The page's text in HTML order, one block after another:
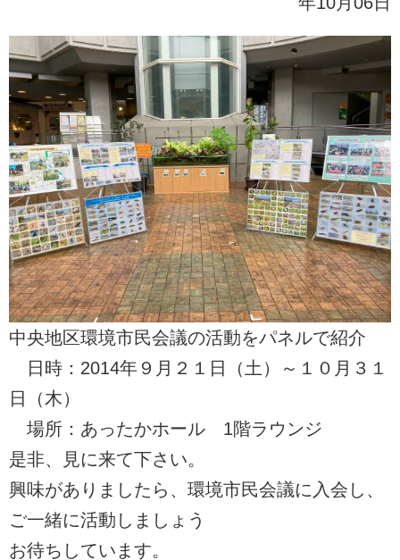
中央地区環境市民会議の活動をパネルで紹介
日時：2014年９月２１日（土）～１０月３１
日（木）
場所：あったかホール 1階ラウンジ
是非、見に来て下さい。
興味がありましたら、環境市民会議に入会し、
ご一緒に活動しましょう
お待ちしています。